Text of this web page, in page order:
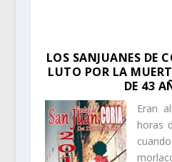
LOS SANJUANES DE
LUTO POR LA
DE 43
Eran
horas